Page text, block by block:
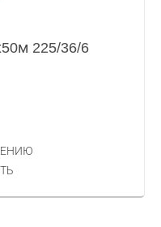
225/36/6